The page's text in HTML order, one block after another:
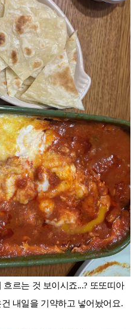
르는 것 보이시죠...? 또또띠아
내일을 기약하고 넣어놨어요.